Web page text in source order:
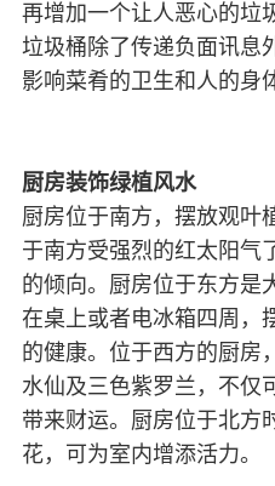
再增加一个让人恶心的垃
垃圾桶除了传递负面讯息
影响菜肴的卫生和人的身
厨房装饰绿植风水
厨房位于南方，摆放观叶
于南方受强烈的红太阳气
的倾向。厨房位于东方是
在桌上或者电冰箱四周，
的健康。位于西方的厨房
水仙及三色紫罗兰，不仅
带来财运。厨房位于北方
花，可为室内增添活力。